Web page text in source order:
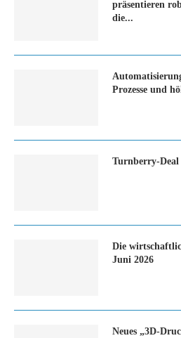
präsentieren
die...
Prozesse und
Turn­ber­ry-
Die
Juni 2026
Neues „3D-